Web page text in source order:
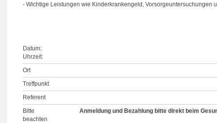
- Wichtige Leistungen wie Kinderkrankengeld, Vorsorgeun­tersuchungen
Datum:
Uhrzeit:
Ort
Treffpunkt
Referent
Bitte
beachten
Anmeldung und Bezahlung bitte direkt beim